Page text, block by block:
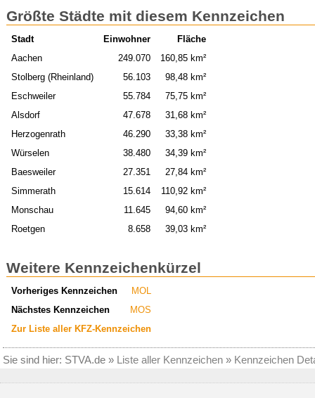
Größte Städte mit diesem Kennzeichen
Stadt Einwohner
Fläche
Aachen
249.070
160,85 km²
Stolberg (Rheinland)
56.103
98,48 km²
Eschweiler
55.784
75,75 km²
Alsdorf
47.678
31,68 km²
Herzogenrath
46.290
33,38 km²
Würselen
38.480
34,39 km²
Baesweiler
27.351
27,84 km²
Simmerath
15.614
110,92 km²
Monschau
11.645
94,60 km²
Roetgen
8.658 39,03 km²
Weitere Kennzeichenkürzel
Vorheriges Kennzeichen
MOL
Nächstes Kennzeichen
MOS
Zur Liste aller KFZ-Kennzeichen
Sie sind hier: STVA.de » Liste aller Kennzeichen » Kennzeichen